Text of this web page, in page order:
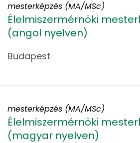
Élelmiszermérnöki
(angol nyelven)
Budapest
mesterképzés (MA/MSc)
Élelmiszermérnöki
(magyar nyelven)
mesterképzés (MA/MSc)